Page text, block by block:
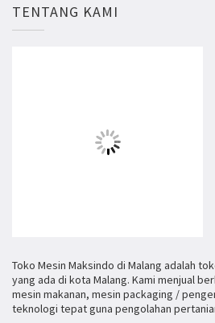
TENTANG KAMI
Toko Mesin Maksindo di Malang adalah
yang ada di kota Malang. Kami menjual
mesin makanan, mesin packaging /
teknologi tepat guna pengolahan